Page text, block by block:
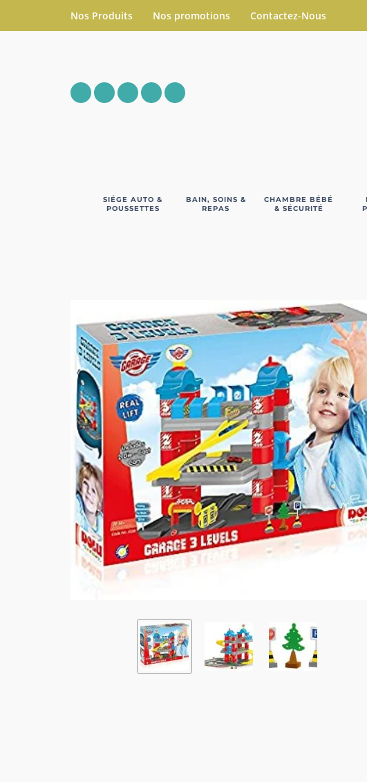
Nos Produits Nos promotions Contactez-Nous
SIÉGE AUTO &
POUSSETTES
BAIN, SOINS &
REPAS
CHAMBRE BÉBÉ
& SÉCURITÉ